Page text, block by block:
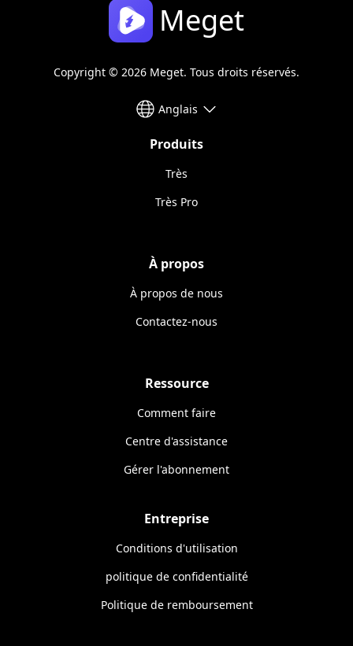
Meget
Copyright © 2026 Meget. Tous droits réservés.
Anglais
Produits
Très
Très Pro
À propos
À propos de nous
Contactez-nous
Ressource
Comment faire
Centre d'assistance
Gérer l'abonnement
Entreprise
Conditions d'utilisation
politique de confidentialité
Politique de remboursement